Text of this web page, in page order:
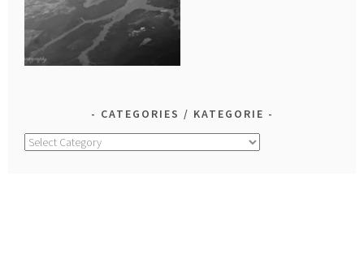
CATEGORIES / KATEGORIE
Categories